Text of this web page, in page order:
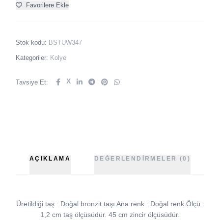
Favorilere Ekle
Stok kodu: BSTUW347
Kategoriler: Kolye
Tavsiye Et: X
AÇIKLAMA DEĞERLENDIRMELER (0)
Üretildiği taş : Doğal bronzit taşı Ana renk : Doğal renk Ölçü :
1,2 cm taş ölçüsüdür. 45 cm zincir ölçüsüdür.